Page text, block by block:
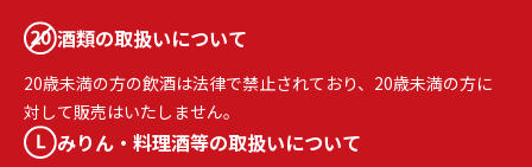
酒類の取扱いについて
20歳未満の方の飲酒は法律で禁止されており、20歳未満の方に
対して販売はいたしません。
みりん・料理酒等の取扱いについて